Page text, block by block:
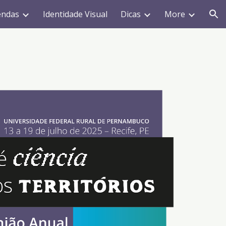
Identidade Visual Dicas More